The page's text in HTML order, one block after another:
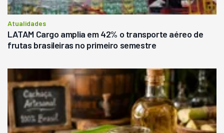
Atualidades
LATAM Cargo amplia em 42% o transporte aéreo de
frutas brasileiras no primeiro semestre